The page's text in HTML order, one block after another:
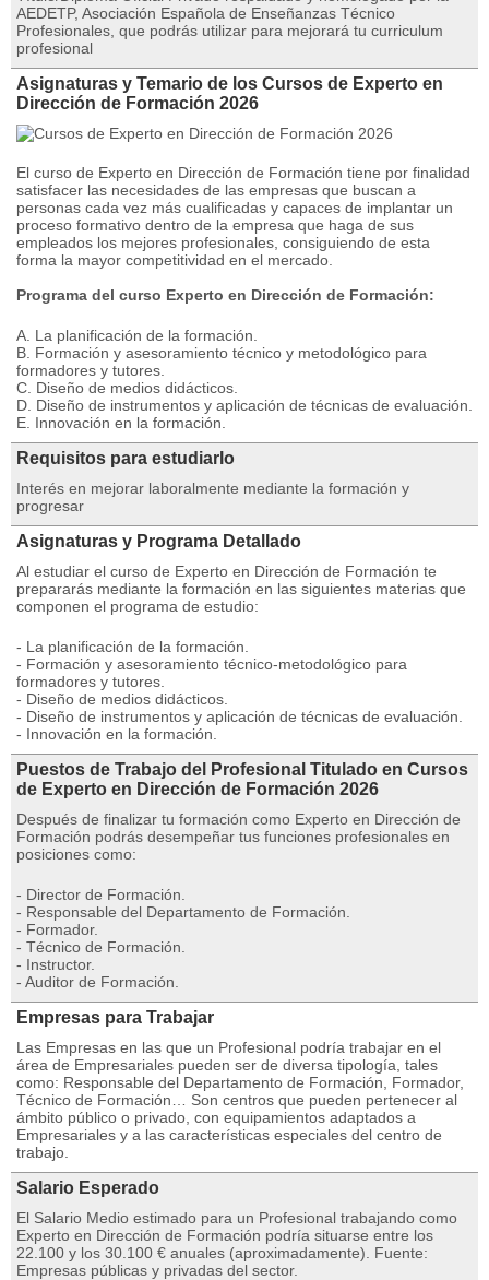
AEDETP, Asociación Española de Enseñanzas Técnico
Profesionales, que podrás utilizar para mejorará tu curriculum
profesional
Asignaturas y Temario de los Cursos de Experto en
Dirección de Formación 2026
El curso de Experto en Dirección de Formación tiene por finalidad
satisfacer las necesidades de las empresas que buscan a
personas cada vez más cualificadas y capaces de implantar un
proceso formativo dentro de la empresa que haga de sus
empleados los mejores profesionales, consiguiendo de esta
forma la mayor competitividad en el mercado.
Programa del curso Experto en Dirección de Formación:
A. La planificación de la formación.
B. Formación y asesoramiento técnico y metodológico para
formadores y tutores.
C. Diseño de medios didácticos.
D. Diseño de instrumentos y aplicación de técnicas de evaluación.
E. Innovación en la formación.
Requisitos para estudiarlo
Interés en mejorar laboralmente mediante la formación y
progresar
Asignaturas y Programa Detallado
Al estudiar el curso de Experto en Dirección de Formación te
prepararás mediante la formación en las siguientes materias que
componen el programa de estudio:
- La planificación de la formación.
- Formación y asesoramiento técnico-metodológico para
formadores y tutores.
- Diseño de medios didácticos.
- Diseño de instrumentos y aplicación de técnicas de evaluación.
- Innovación en la formación.
Puestos de Trabajo del Profesional Titulado en Cursos
de Experto en Dirección de Formación 2026
Después de finalizar tu formación como Experto en Dirección de
Formación podrás desempeñar tus funciones profesionales en
posiciones como:
- Director de Formación.
- Responsable del Departamento de Formación.
- Formador.
- Técnico de Formación.
- Instructor.
- Auditor de Formación.
Empresas para Trabajar
Las Empresas en las que un Profesional podría trabajar en el
área de Empresariales pueden ser de diversa tipología, tales
como: Responsable del Departamento de Formación, Formador,
Técnico de Formación… Son centros que pueden pertenecer al
ámbito público o privado, con equipamientos adaptados a
Empresariales y a las características especiales del centro de
trabajo.
Salario Esperado
El Salario Medio estimado para un Profesional trabajando como
Experto en Dirección de Formación podría situarse entre los
22.100 y los 30.100 € anuales (aproximadamente). Fuente:
Empresas públicas y privadas del sector.